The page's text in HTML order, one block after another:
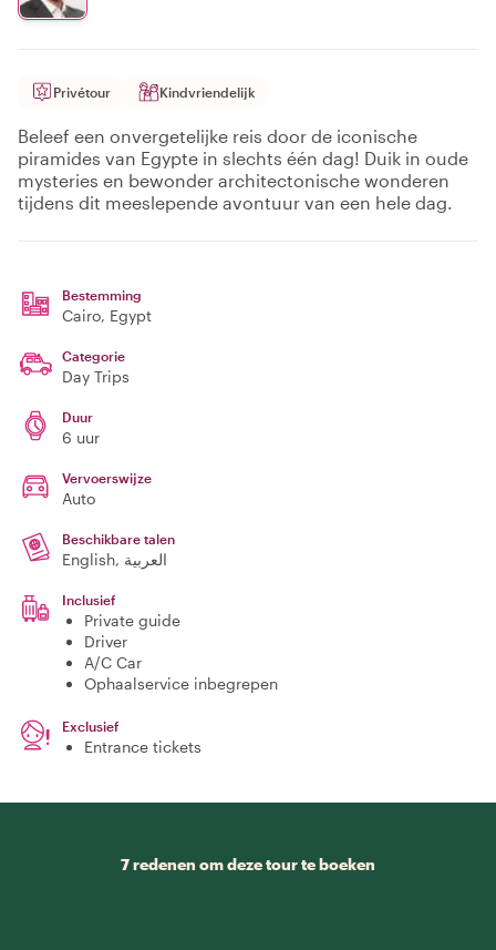
Privétour Kindvriendelijk
Beleef een onvergetelijke reis door de iconische
piramides van Egypte in slechts één dag! Duik in oude
mysteries en bewonder architectonische wonderen
tijdens dit meeslepende avontuur van een hele dag.
Bestemming
Cairo, Egypt
Categorie
Day Trips
Duur
6 uur
Vervoerswijze
Auto
Beschikbare talen
English, العربية
Inclusief
Private guide
Driver
A/C Car
Ophaalservice inbegrepen
Exclusief
Entrance tickets
7 redenen om deze tour te boeken